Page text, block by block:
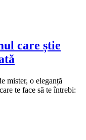
care știe
mister, o eleganță
te face să te întrebi: